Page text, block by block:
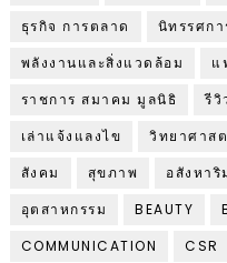
ธุรกิจ การตลาด
นิทรรศก
พลังงานและสิ่งแวดล้อม
แ
ราชการ สมาคม มูลนิธิ
รีวิ
เล่าแจ้งแลงไข
วิทยาศาส
สังคม
สุขภาพ อสังหาริ
อุตสาหกรรม
BEAUTY
COMMUNICATION
CSR